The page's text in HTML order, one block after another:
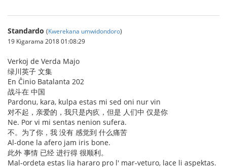
Standardo (Kwerekana umwidondoro)
19 Kigarama 2018 01:08:29
Verkoj de Verda Majo
绿川英子 文集
En Ĉinio Batalanta 202
战斗在 中国
Pardonu, kara, kulpa estas mi sed oni nur vin
对不起，亲爱的，我只是内疚，但是 人们中 仅是你
Ne. Por vi mi sentas nenion sufera.
不。为了你，我 没有 感觉到 什么痛苦
Al-done la afero jam iris bone.
此外 事情 已经 进行得 很顺利。
Mal-ordeta estas lia hararo pro l' mar-veturo, lace li aspektas.